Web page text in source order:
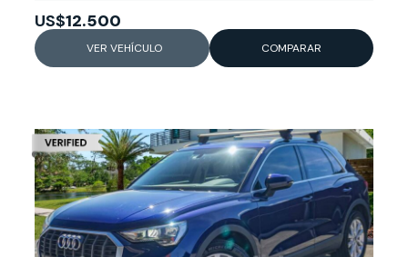
US$12.500
VER VEHÍCULO COMPARAR